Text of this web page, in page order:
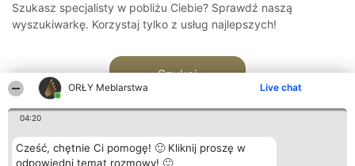
ORŁY Meblarstwa Live chat
04:20
Cześć, chętnie Ci pomogę! 🙂 Kliknij proszę w
odpowiedni temat rozmowy! 🙂
Szukasz specjalisty w pobliżu Ciebie? Sprawdź naszą
wyszukiwarkę. Korzystaj tylko z usług najlepszych!
Szukaj